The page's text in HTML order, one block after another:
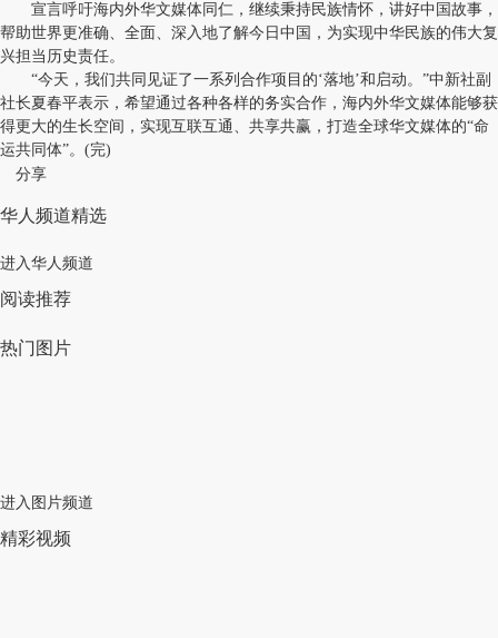
宣言呼吁海内外华文媒体同仁，继续秉持民族情怀，讲好中国故事，
帮助世界更准确、全面、深入地了解今日中国，为实现中华民族的伟大复
兴担当历史责任。
“今天，我们共同见证了一系列合作项目的‘落地’和启动。”中新社副
社长夏春平表示，希望通过各种各样的务实合作，海内外华文媒体能够获
得更大的生长空间，实现互联互通、共享共赢，打造全球华文媒体的“命
运共同体”。(完)
分享
华人频道精选
进入华人频道
阅读推荐
热门图片
进入图片频道
精彩视频